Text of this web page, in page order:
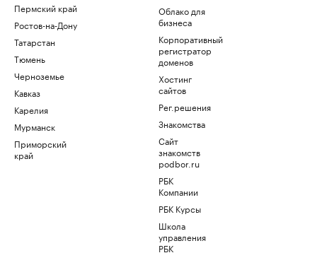
Пермский край
Ростов-на-Дону
Татарстан
Тюмень
Черноземье
Кавказ
Карелия
Мурманск
Приморский
край
Облако для
бизнеса
Корпоративный
регистратор
доменов
Хостинг
сайтов
Рег.решения
Знакомства
Сайт
знакомств
podbor.ru
РБК
Компании
РБК Курсы
Школа
управления
РБК